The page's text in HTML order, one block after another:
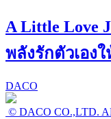
A Little Love
พลังรักตัวเอง
DACO
© DACO CO.,LTD.